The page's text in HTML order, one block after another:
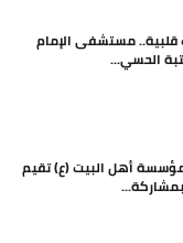
مستشفى الإمام
الحسي...
مؤسسة أهل البيت (ع) تقيم